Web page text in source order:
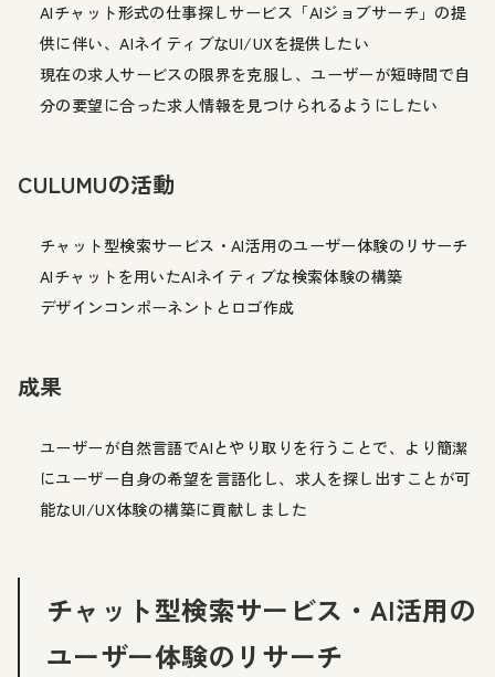
AIチャット形式の仕事探しサービス「AIジョブサーチ」の提
供に伴い、AIネイティブなUI/UXを提供したい
現在の求人サービスの限界を克服し、ユーザーが短時間で自
分の要望に合った求人情報を見つけられるようにしたい
CULUMUの活動
チャット型検索サービス・AI活用のユーザー体験のリサーチ
AIチャットを用いたAIネイティブな検索体験の構築
デザインコンポーネントとロゴ作成
成果
ユーザーが自然言語でAIとやり取りを行うことで、より簡潔
にユーザー自身の希望を言語化し、求人を探し出すことが可
能なUI/UX体験の構築に貢献しました
チャット型検索サービス・AI活用の
ユーザー体験のリサーチ